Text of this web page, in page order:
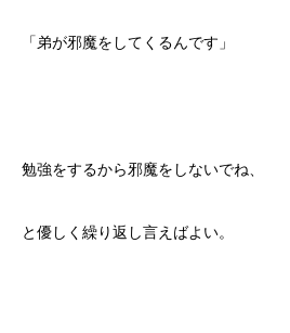
「弟が邪魔をしてくるんです」
勉強をするから邪魔をしないでね、
と優しく繰り返し言えばよい。